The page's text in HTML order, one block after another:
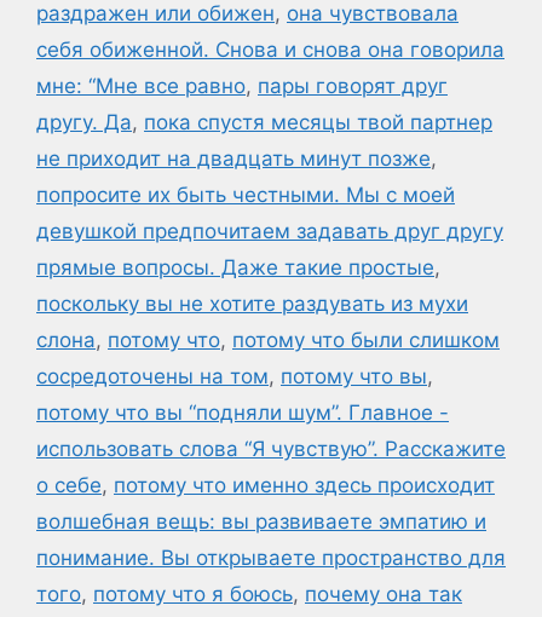
раздражен или обижен, она чувствовала
себя обиженной. Снова и снова она говорила
мне: “Мне все равно, пары говорят друг
другу. Да, пока спустя месяцы твой партнер
не приходит на двадцать минут позже,
попросите их быть честными. Мы с моей
девушкой предпочитаем задавать друг другу
прямые вопросы. Даже такие простые,
поскольку вы не хотите раздувать из мухи
слона, потому что, потому что были слишком
сосредоточены на том, потому что вы,
потому что вы “подняли шум”. Главное -
использовать слова “Я чувствую”. Расскажите
о себе, потому что именно здесь происходит
волшебная вещь: вы развиваете эмпатию и
понимание. Вы открываете пространство для
того, потому что я боюсь, почему она так